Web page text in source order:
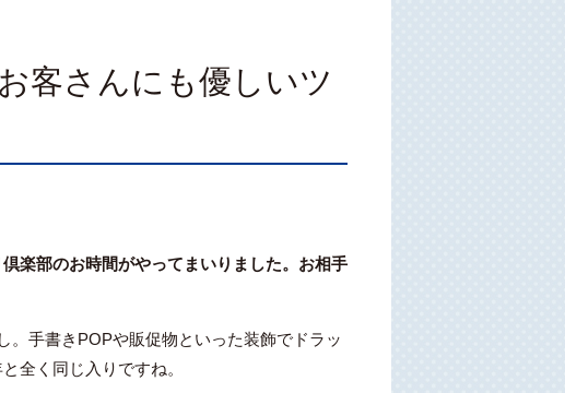
客さんにも優しいツ
楽部のお時間がやってまいりました。お相手
。手書きPOPや販促物といった装飾でドラッ
全く同じ入りですね。